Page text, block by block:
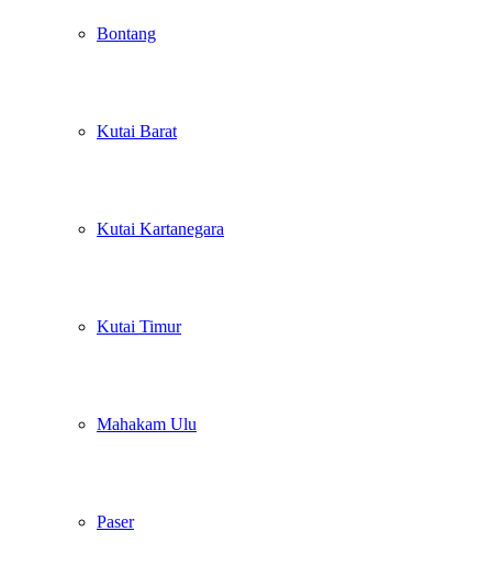
Bontang
Kutai Barat
Kutai Kartanegara
Kutai Timur
Mahakam Ulu
Paser